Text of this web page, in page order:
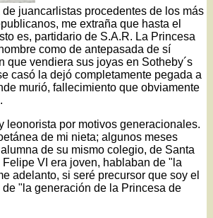
juancarlistas procedentes de los más
me extraña que hasta el
es, partidario de S.A.R. La Princesa
como de antepasada de sí
que vendiera sus joyas en Sotheby´s
casó la dejó completamente pegada a
murió, fallecimiento que obviamente
leonorista por motivos generacionales.
de mi nieta; algunos meses
de su mismo colegio, de Santa
VI era joven, hablaban de "la
adelanto, si seré precursor que soy el
"la generación de la Princesa de